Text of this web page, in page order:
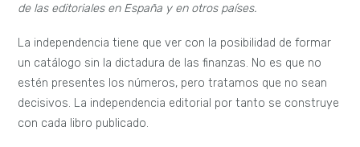
de las editoriales en España y en otros países.
La independencia tiene que ver con la posibilidad de formar
un catálogo sin la dictadura de las finanzas. No es que no
estén presentes los números, pero tratamos que no sean
decisivos. La independencia editorial por tanto se construye
con cada libro publicado.